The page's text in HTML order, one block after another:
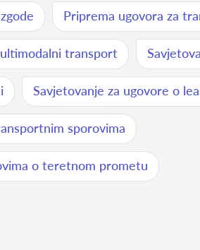
Priprema ugovora za
transport
Savjetovanje za ugovore o
sporovima
o teretnom prometu